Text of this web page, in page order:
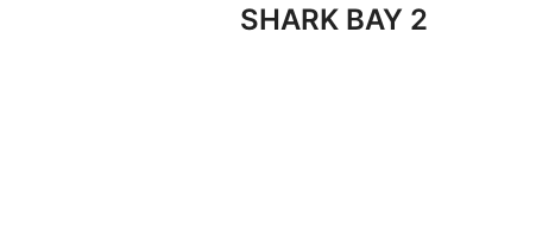
SHARK BAY 2